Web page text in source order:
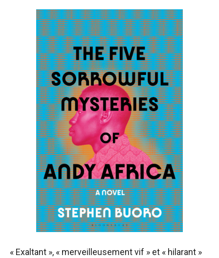
« Exaltant », « merveilleusement vif » et « hilarant »